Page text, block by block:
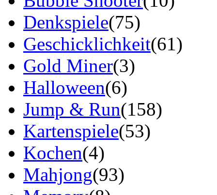
Denkspiele(75)
Geschicklichkeit(61)
Gold Miner(3)
Halloween(6)
Jump & Run(158)
Kartenspiele(53)
Kochen(4)
Mahjong(93)